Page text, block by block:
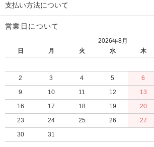
支払い方法について
営業日について
2026年8月
日
月 火 水 木
2
3 4 5 6
9
10 11 12 13
16
17 18 19 20
23
24 25 26 27
30
31